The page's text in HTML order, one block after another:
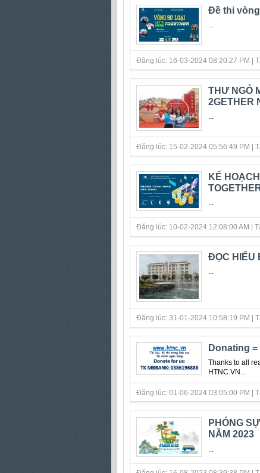
Đề thi
...
Đăng lúc: 16-03-2024 08:20:27 PM |
THƯ NGỎ
2GETHER
...
Đăng lúc: 15-02-2024 05:56:49 PM |
KẾ
...
Đăng lúc: 10-02-2024 12:08:00 AM |
ĐỌC HIỂU
...
Đăng lúc: 31-01-2024 10:58:19 PM |
Donating
Thanks to all
HTNC.VN...
Đăng lúc: 01-06-2024 03:05:00 PM |
PHÓNG
NĂM 2023
...